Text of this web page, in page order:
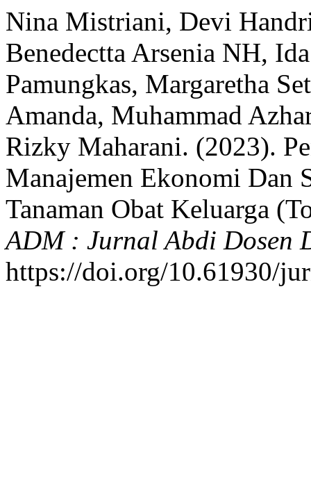
Nina Mistriani, Devi
Benedectta Arsenia NH,
Pamungkas, Margaretha
Amanda, Muhammad
Rizky Maharani. (2023).
Manajemen Ekonomi Dan
Tanaman Obat Keluarga
ADM : Jurnal Abdi Dosen
https://doi.org/10.61930/